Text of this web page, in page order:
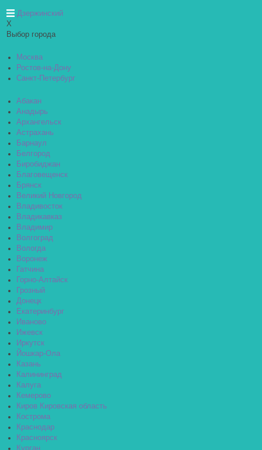
Дзержинский
X
Выбор города
Москва
Ростов-на-Дону
Санкт-Петербург
Абакан
Анадырь
Архангельск
Астрахань
Барнаул
Белгород
Биробиджан
Благовещенск
Брянск
Великий Новгород
Владивосток
Владикавказ
Владимир
Волгоград
Вологда
Воронеж
Гатчина
Горно-Алтайск
Грозный
Донецк
Екатеринбург
Иваново
Ижевск
Иркутск
Йошкар-Ола
Казань
Калининград
Калуга
Кемерово
Киров Кировская область
Кострома
Краснодар
Красноярск
Курган